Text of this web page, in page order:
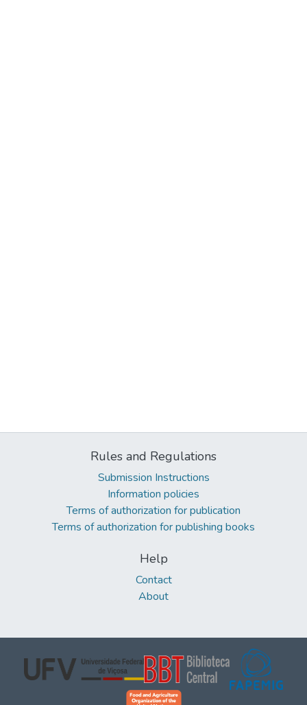
Rules and Regulations
Submission Instructions
Information policies
Terms of authorization for publication
Terms of authorization for publishing books
Help
Contact
About